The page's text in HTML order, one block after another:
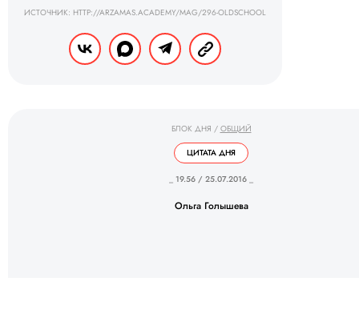
ИСТОЧНИК: HTTP://ARZAMAS.ACADEMY/MAG/296-OLDSCHOOL
БЛОК ДНЯ / ОБЩИЙ
ЦИТАТА ДНЯ
_ 19.56 / 25.07.2016 _
Ольга Голышева